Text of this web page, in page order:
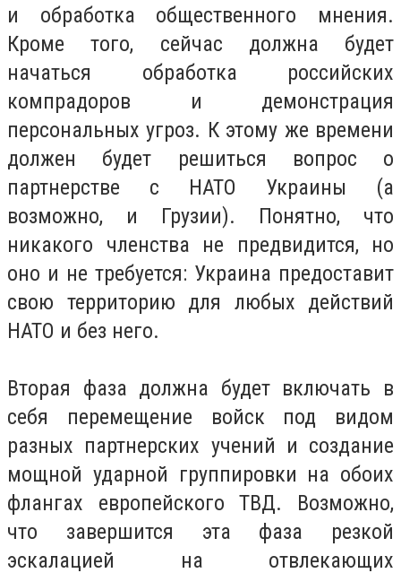
и обработка общественного мнения.
Кроме того, сейчас должна будет
начаться обработка российских
компрадоров и демонстрация
персональных угроз. К этому же времени
должен будет решиться вопрос о
партнерстве с НАТО Украины (а
возможно, и Грузии). Понятно, что
никакого членства не предвидится, но
оно и не требуется: Украина предоставит
свою территорию для любых действий
НАТО и без него.
Вторая фаза должна будет включать в
себя перемещение войск под видом
разных партнерских учений и создание
мощной ударной группировки на обоих
флангах европейского ТВД. Возможно,
что завершится эта фаза резкой
эскалацией на отвлекающих